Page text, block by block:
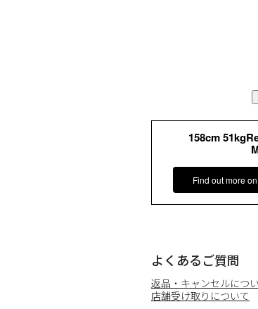
よくあるご質問
返品・キャンセルにつ
店舗受け取りについて
158cm
Find out more